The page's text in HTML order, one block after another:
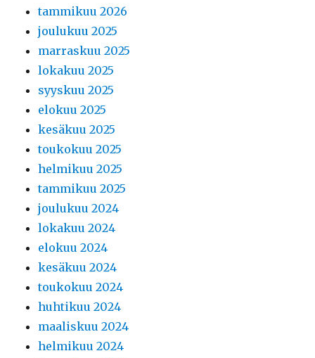
tammikuu 2026
joulukuu 2025
marraskuu 2025
lokakuu 2025
syyskuu 2025
elokuu 2025
kesäkuu 2025
toukokuu 2025
helmikuu 2025
tammikuu 2025
joulukuu 2024
lokakuu 2024
elokuu 2024
kesäkuu 2024
toukokuu 2024
huhtikuu 2024
maaliskuu 2024
helmikuu 2024